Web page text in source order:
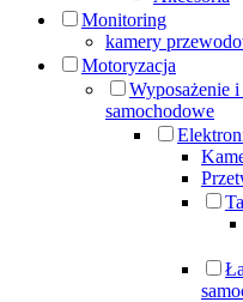
Monitoring
kamery
Motoryzacja
Wyposażenie i
samochodowe